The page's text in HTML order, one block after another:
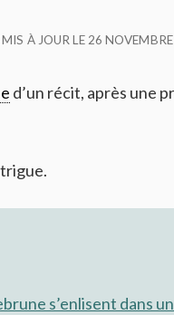
MIS À JOUR LE 26
d’un récit, après une
s’enlisent dans